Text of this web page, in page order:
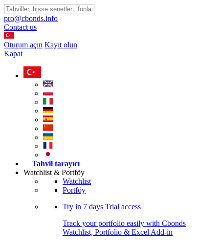
pro@cbonds.info
Contact us
Oturum açın Kayıt olun
Kapat
Tahvil tarayıcı
Watchlist & Portföy
Watchlist
Portföy
Try in 7 days Trial access
Track your portfolio easily with Cbonds
Watchlist, Portfolio & Excel Add-in